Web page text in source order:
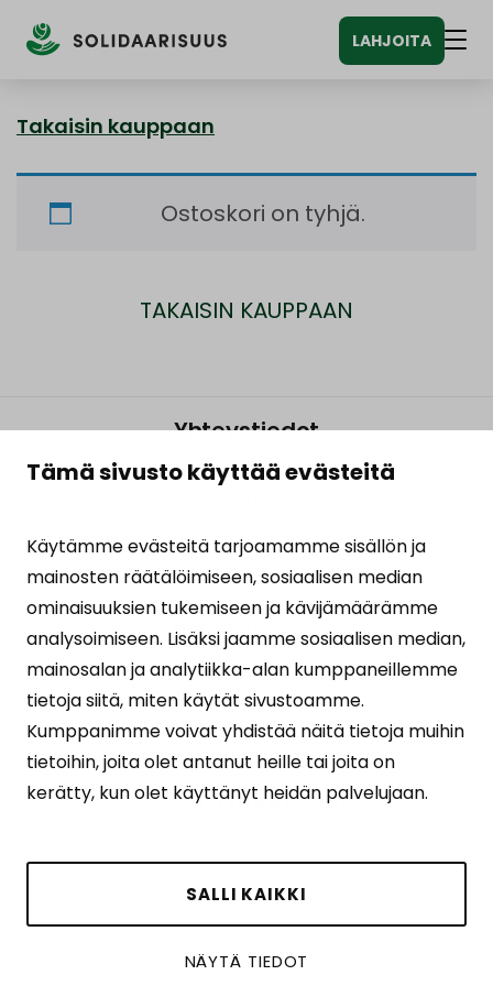
Tämä sivusto käyttää evästeitä
Käytämme evästeitä tarjoamamme sisällön ja
mainosten räätälöimiseen, sosiaalisen median
ominaisuuksien tukemiseen ja kävijämäärämme
analysoimiseen. Lisäksi jaamme sosiaalisen median,
mainosalan ja analytiikka-alan kumppaneillemme
tietoja siitä, miten käytät sivustoamme.
Kumppanimme voivat yhdistää näitä tietoja muihin
tietoihin, joita olet antanut heille tai joita on
kerätty, kun olet käyttänyt heidän palvelujaan.
SALLI KAIKKI
NÄYTÄ TIEDOT
sisältöön
LAHJOITA
Takaisin kauppaan
Ostoskori on tyhjä.
TAKAISIN KAUPPAAN
Yhteystiedot
Lintulahdenkatu 10,
lahjoittajapalvelu@solidaarisuus.fi
010 501 2120
ma-pe 10:00-15:00
Muokkaa evästeasetuksia